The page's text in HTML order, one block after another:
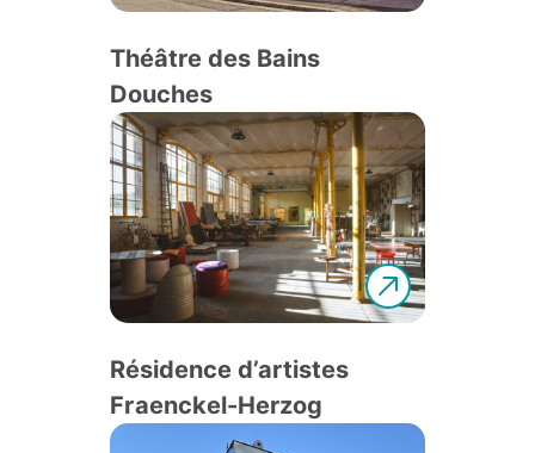
Théâtre des Bains
Douches
Résidence d’artistes
Fraenckel-Herzog